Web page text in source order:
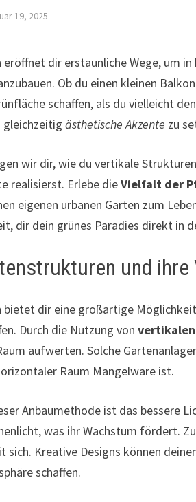
19, 2025
dir erstaunliche Wege, um in
Ob du einen kleinen
schaffen, als du vielleicht
gleichzeitigästhetische Akzente zu
wir dir, wie du vertikale
realisierst. Erlebe dieVielfalt der
eigenen urbanen Garten zum
dir dein grünes Paradies direkt in
und ihre
bietet dir eine großartige
Durch die Nutzung von
aufwerten. Solche
Raum Mangelware ist.
Anbaumethode ist das bessere
was ihr Wachstum fördert.
sich. Kreative Designs können
schaffen.